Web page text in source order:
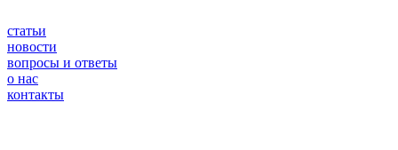
статьи
новости
вопросы и ответы
о нас
контакты